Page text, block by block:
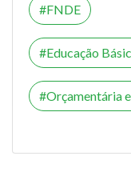
FNDE
Educação
Orçamentária